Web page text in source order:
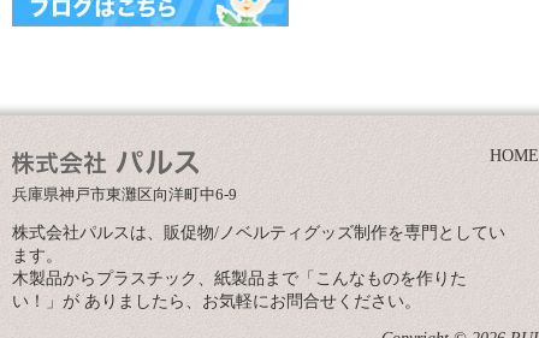
兵庫県神戸市東灘区向洋町中6-9
HOME
株式会社パルスは、販促物/ノベルティグッズ制作を専門としてい
ます。
木製品からプラスチック、紙製品まで「こんなものを作りた
い！」が ありましたら、お気軽にお問合せください。